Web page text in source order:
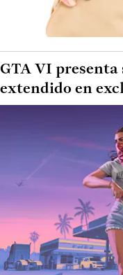
GTA VI
extendido en